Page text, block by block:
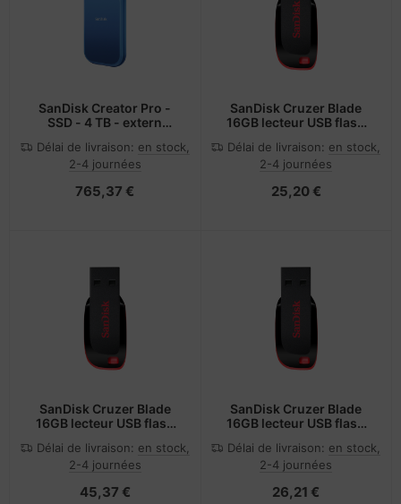
SanDisk Creator Pro -
SSD - 4 TB - extern
Délai de livraison: en stock,
2-4 journées
765,37 €
SanDisk Cruzer Blade
16GB lecteur USB flash
Bleu
Délai de livraison: en stock,
2-4 journées
25,20 €
SanDisk Cruzer Blade
16GB lecteur USB flash
Bleu, Vert, Rose
Délai de livraison: en stock,
2-4 journées
45,37 €
SanDisk Cruzer Blade
16GB lecteur USB flash
Rose
Délai de livraison: en stock,
2-4 journées
26,21 €